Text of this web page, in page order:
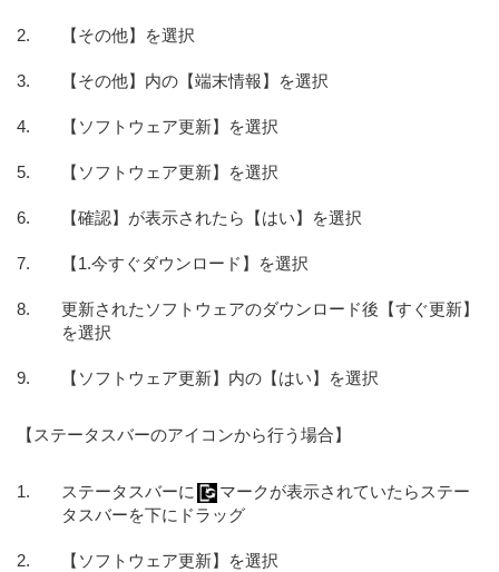
【その他】を選択
【その他】内の【端末情報】を選択
【ソフトウェア更新】を選択
【ソフトウェア更新】を選択
【確認】が表示されたら【はい】を選択
【1.今すぐダウンロード】を選択
更新されたソフトウェアのダウンロード後【すぐ更新】
を選択
【ソフトウェア更新】内の【はい】を選択
【ステータスバーのアイコンから行う場合】
ステータスバーに
マークが表示されていたらステー
タスバーを下にドラッグ
【ソフトウェア更新】を選択